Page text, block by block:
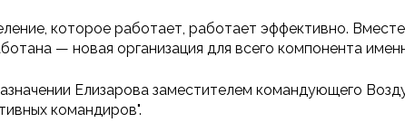
которое работает, работает эффективно.
— новая организация для всего компонента
Елизарова заместителем командующего
командиров".